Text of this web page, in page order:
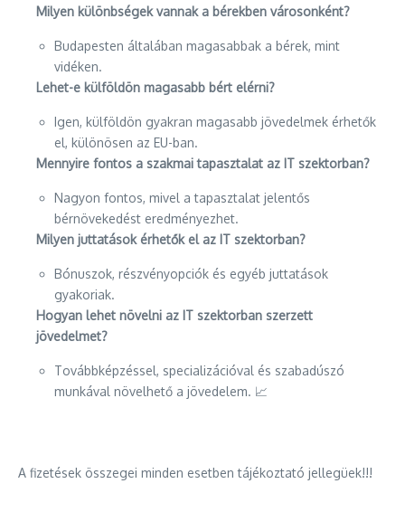
Milyen különbségek vannak a bérekben városonként?
Budapesten általában magasabbak a bérek, mint
vidéken.
Lehet-e külföldön magasabb bért elérni?
Igen, külföldön gyakran magasabb jövedelmek érhetők
el, különösen az EU-ban.
Mennyire fontos a szakmai tapasztalat az IT szektorban?
Nagyon fontos, mivel a tapasztalat jelentős
bérnövekedést eredményezhet.
Milyen juttatások érhetők el az IT szektorban?
Bónuszok, részvényopciók és egyéb juttatások
gyakoriak.
Hogyan lehet növelni az IT szektorban szerzett
jövedelmet?
Továbbképzéssel, specializációval és szabadúszó
munkával növelhető a jövedelem. 📈
A fizetések összegei minden esetben tájékoztató jellegüek!!!